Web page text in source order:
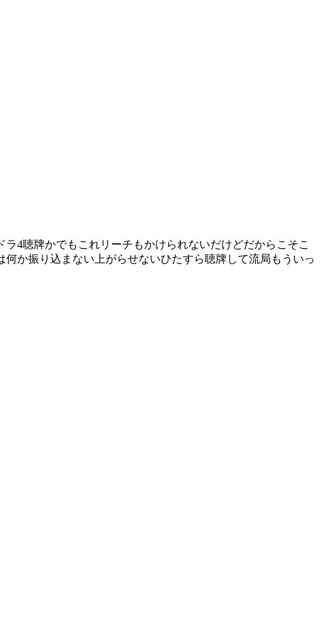
4聴牌かでもこれリーチもかけられないだけどだからこそこ
か振り込まない上がらせないひたすら聴牌して流局もういっ